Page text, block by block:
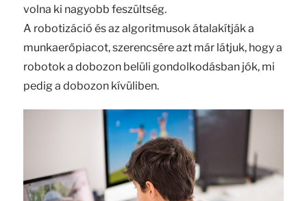
volna ki nagyobb feszültség.
A robotizáció és az algoritmusok átalakítják a
munkaerőpiacot, szerencsére azt már látjuk, hogy a
robotok a dobozon belüli gondolkodásban jók, mi
pedig a dobozon kívüliben.